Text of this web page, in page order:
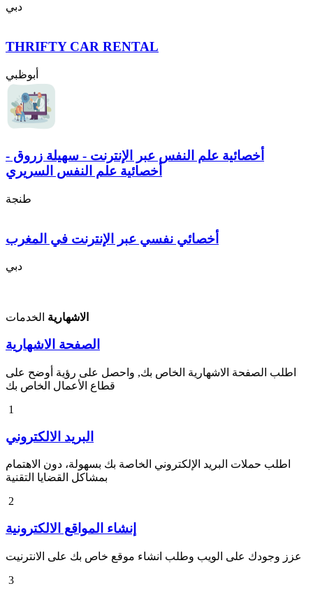
دبي
THRIFTY CAR RENTAL
أبوظبي
أخصائية علم النفس عبر الإنترنت - سهيلة زروق -
أخصائية علم النفس السريري
طنجة
أخصائي نفسي عبر الإنترنت في المغرب
دبي
الاشهارية الخدمات
الصفحة الاشهارية
اطلب الصفحة الاشهارية الخاص بك, واحصل على رؤية أوضح على
قطاع الأعمال الخاص بك
1
البريد الالكتروني
اطلب حملات البريد الإلكتروني الخاصة بك بسهولة، دون الاهتمام
بمشاكل القضايا التقنية
2
إنشاء المواقع الالكترونية
عزز وجودك على الويب وطلب انشاء موقع خاص بك على الانترنيت
3